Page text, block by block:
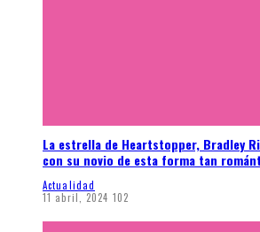
La estrella de Heartstopper, Bradley
con su novio de esta forma tan
Actualidad
11 abril, 2024 102